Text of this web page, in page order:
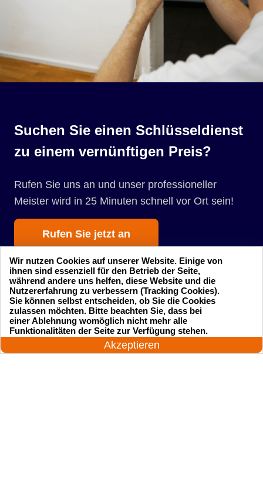
Suchen Sie einen Schlüsseldienst
zu einem vernünftigen Preis?
Rufen Sie uns an und unser professioneller
Meister wird in 25 Minuten schnell vor Ort sein!
Rufen Sie jetzt an
Startseite Einsatzgebiete
Preise
24 Stunden am Tag
Akzeptieren
Wir nutzen Cookies auf unserer Website. Einige von
ihnen sind essenziell für den Betrieb der Seite,
während andere uns helfen, diese Website und die
Nutzererfahrung zu verbessern (Tracking Cookies).
Sie können selbst entscheiden, ob Sie die Cookies
zulassen möchten. Bitte beachten Sie, dass bei
einer Ablehnung womöglich nicht mehr alle
Funktionalitäten der Seite zur Verfügung stehen.